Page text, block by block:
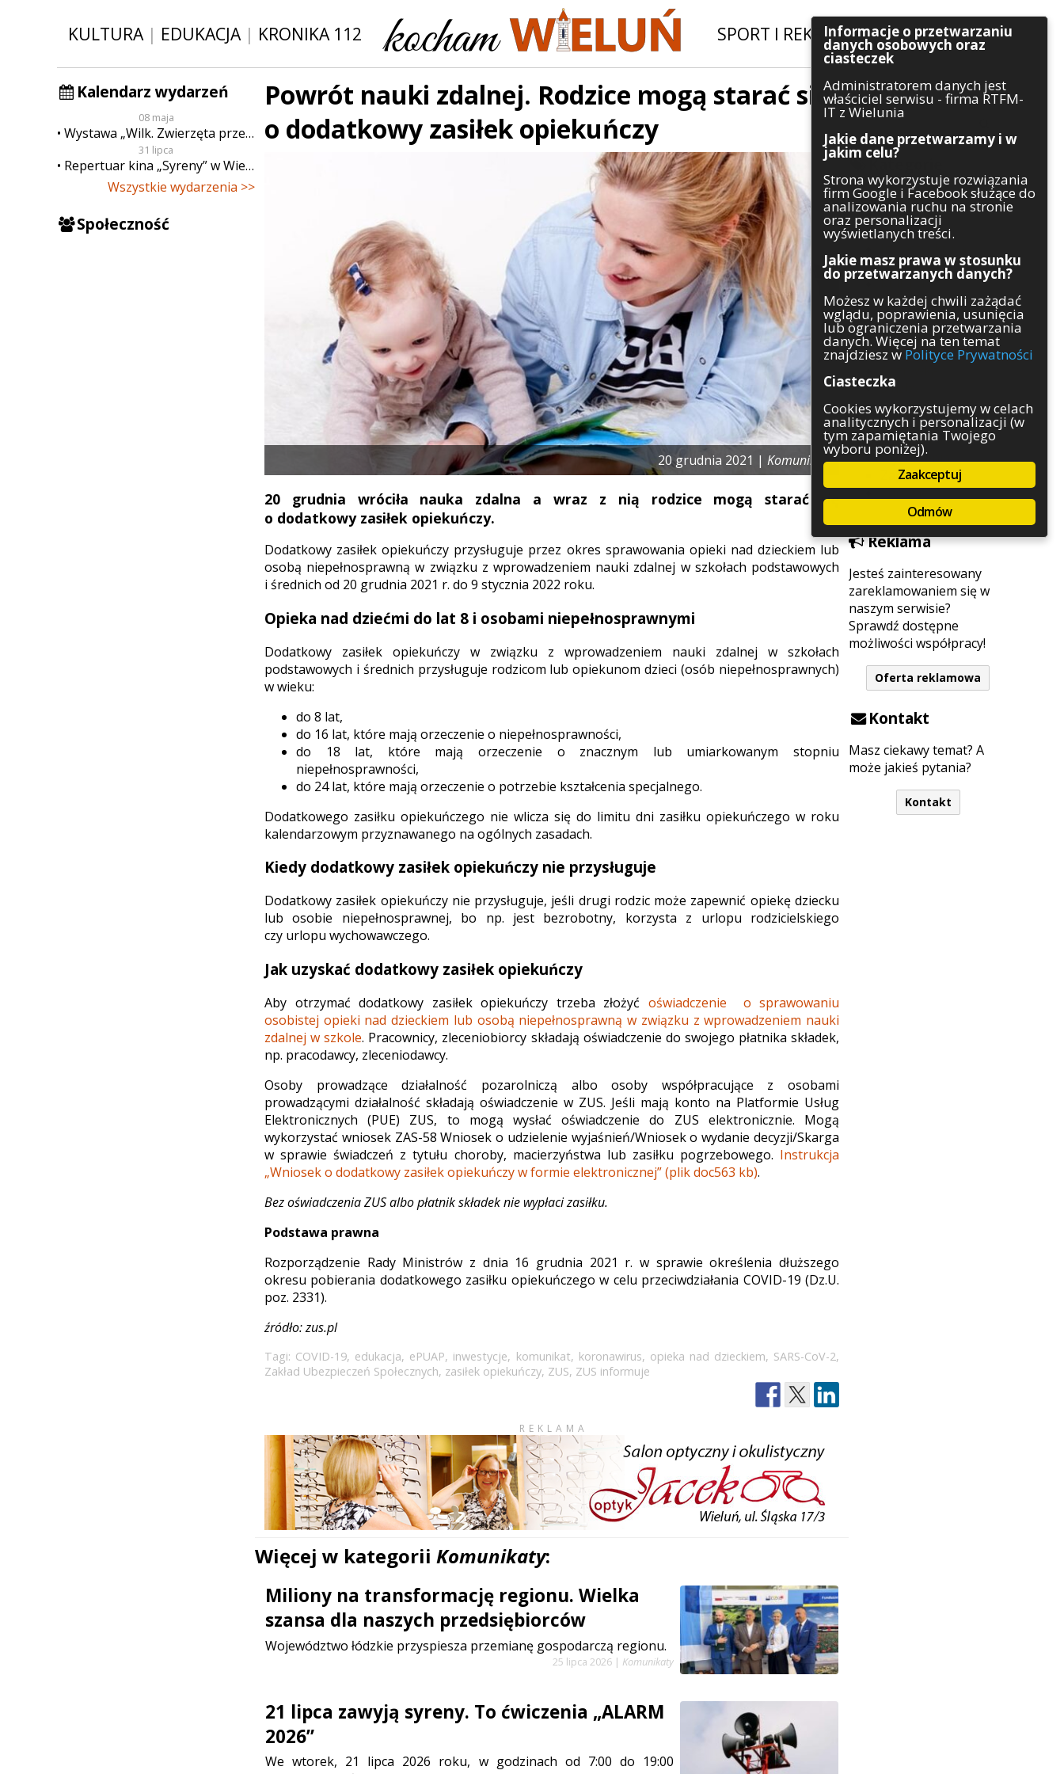
KULTURA| EDUKACJA| KRONIKA 112 SPORT I REKREACJA|INWESTYCJE
Kalendarz wydarzeń
08 maja
Wystawa „Wilk. Zwierzęta przeklęte”
31 lipca
Repertuar kina „Syreny” w Wieluniu w dn. od 31 lipca do 6 sierpnia
Wszystkie wydarzenia >>
Społeczność
Szukaj
Kategorie
Architektura
Gospodarka
Handel
Komunikaty
Kultura
Polityka
Pozostałe
Psychologia
Rolnictwo
Służby
Sport
Środowisko
Szkolnictwo
Wydarzenia
Zapowiedzi
Zdrowie
Reklama
Jesteś zainteresowany
zareklamowaniem się w
naszym serwisie?
Sprawdź dostępne
możliwości współpracy!
Oferta reklamowa
Kontakt
Masz ciekawy temat? A
może jakieś pytania?
Kontakt
Powrót nauki zdalnej. Rodzice mogą starać się
o dodatkowy zasiłek opiekuńczy
20 grudnia 2021 |Komunikaty
20 grudnia wróciła nauka zdalna a wraz z nią rodzice mogą starać się
o dodatkowy zasiłek opiekuńczy.
Dodatkowy zasiłek opiekuńczy przysługuje przez okres sprawowania opieki nad dzieckiem lub
osobą niepełnosprawną w związku z wprowadzeniem nauki zdalnej w szkołach podstawowych
i średnich od 20 grudnia 2021 r. do 9 stycznia 2022 roku.
Opieka nad dziećmi do lat 8 i osobami niepełnosprawnymi
Dodatkowy zasiłek opiekuńczy w związku z wprowadzeniem nauki zdalnej w szkołach
podstawowych i średnich przysługuje rodzicom lub opiekunom dzieci (osób niepełnosprawnych)
w wieku:
do 8 lat,
do 16 lat, które mają orzeczenie o niepełnosprawności,
do 18 lat, które mają orzeczenie o znacznym lub umiarkowanym stopniu
niepełnosprawności,
do 24 lat, które mają orzeczenie o potrzebie kształcenia specjalnego.
Dodatkowego zasiłku opiekuńczego nie wlicza się do limitu dni zasiłku opiekuńczego w roku
kalendarzowym przyznawanego na ogólnych zasadach.
Kiedy dodatkowy zasiłek opiekuńczy nie przysługuje
Dodatkowy zasiłek opiekuńczy nie przysługuje, jeśli drugi rodzic może zapewnić opiekę dziecku
lub osobie niepełnosprawnej, bo np. jest bezrobotny, korzysta z urlopu rodzicielskiego
czy urlopu wychowawczego.
Jak uzyskać dodatkowy zasiłek opiekuńczy
Aby otrzymać dodatkowy zasiłek opiekuńczy trzeba złożyć oświadczenie o sprawowaniu
osobistej opieki nad dzieckiem lub osobą niepełnosprawną w związku z wprowadzeniem nauki
zdalnej w szkole. Pracownicy, zleceniobiorcy składają oświadczenie do swojego płatnika składek,
np. pracodawcy, zleceniodawcy.
Osoby prowadzące działalność pozarolniczą albo osoby współpracujące z osobami
prowadzącymi działalność składają oświadczenie w ZUS. Jeśli mają konto na Platformie Usług
Elektronicznych (PUE) ZUS, to mogą wysłać oświadczenie do ZUS elektronicznie. Mogą
wykorzystać wniosek ZAS-58 Wniosek o udzielenie wyjaśnień/Wniosek o wydanie decyzji/Skarga
w sprawie świadczeń z tytułu choroby, macierzyństwa lub zasiłku pogrzebowego. Instrukcja
„Wniosek o dodatkowy zasiłek opiekuńczy w formie elektronicznej” (plik doc563 kb).
Bez oświadczenia ZUS albo płatnik składek nie wypłaci zasiłku.
Podstawa prawna
Rozporządzenie Rady Ministrów z dnia 16 grudnia 2021 r. w sprawie określenia dłuższego
okresu pobierania dodatkowego zasiłku opiekuńczego w celu przeciwdziałania COVID-19 (Dz.U.
poz. 2331).
źródło: zus.pl
Tagi: COVID-19, edukacja, ePUAP, inwestycje, komunikat, koronawirus, opieka nad dzieckiem, SARS-CoV-2,
Zakład Ubezpieczeń Społecznych, zasiłek opiekuńczy, ZUS, ZUS informuje
REKLAMA
Więcej w kategorii Komunikaty:
Miliony na transformację regionu. Wielka
szansa dla naszych przedsiębiorców
Województwo łódzkie przyspiesza przemianę gospodarczą regionu.
25 lipca 2026 | Komunikaty
21 lipca zawyją syreny. To ćwiczenia „ALARM
2026”
We wtorek, 21 lipca 2026 roku, w godzinach od 7:00 do 19:00
Informacje o przetwarzaniu
danych osobowych oraz
ciasteczek
Administratorem danych jest
właściciel serwisu - firma RTFM-
IT z Wielunia
Jakie dane przetwarzamy i w
jakim celu?
Strona wykorzystuje rozwiązania
firm Google i Facebook służące do
analizowania ruchu na stronie
oraz personalizacji
wyświetlanych treści.
Jakie masz prawa w stosunku
do przetwarzanych danych?
Możesz w każdej chwili zażądać
wglądu, poprawienia, usunięcia
lub ograniczenia przetwarzania
danych. Więcej na ten temat
znajdziesz w Polityce Prywatności
Ciasteczka
Cookies wykorzystujemy w celach
analitycznych i personalizacji (w
tym zapamiętania Twojego
wyboru poniżej).
Zaakceptuj
Odmów